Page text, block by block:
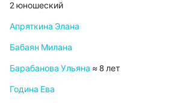
2 юношеский
Апряткина Элана
Бабаян Милана
Барабанова Ульяна ≈ 8 лет
Година Ева